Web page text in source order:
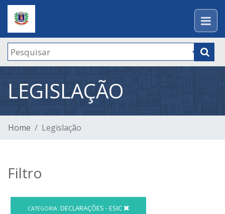
LEGISLAÇÃO
Home Legislação
Filtro
CATEGORIA: DECLARAÇÕES - ESIC